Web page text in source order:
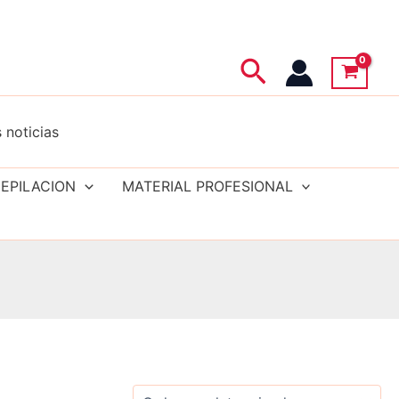
Buscar
noticias
MATERIAL PROFESIONAL